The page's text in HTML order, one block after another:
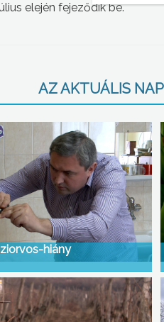
elején fejeződik be.
AZ AKTUÁLIS
hiány